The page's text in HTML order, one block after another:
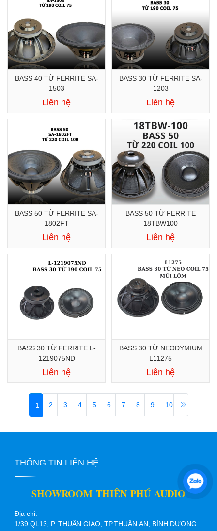
BASS 40 TỪ FERRITE SA-
1503
Liên hệ
BASS 30 TỪ FERRITE SA-
1203
Liên hệ
BASS 50 TỪ FERRITE SA-
1802FT
Liên hệ
BASS 50 TỪ FERRITE
18TBW100
Liên hệ
BASS 30 TỪ FERRITE L-
1219075ND
Liên hệ
BASS 30 TỪ NEODYMIUM
L11275
Liên hệ
1 2 3 4 5 6 7 8 9 10
THÔNG TIN LIÊN HỆ
SHOWROOM THIÊN PHÚ AUDIO
Địa chỉ:
1/39 QL13, P. THUẬN GIAO, TP.THUẬN AN, BÌNH DƯƠNG